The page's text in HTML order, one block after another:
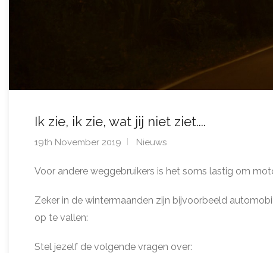
Ik zie, ik zie, wat jij niet ziet....
19th November 2019 Nieuws
Voor andere weggebruikers is het soms lastig om
Zeker in de wintermaanden zijn bijvoorbeeld
op te vallen:
Stel jezelf de volgende vragen over: